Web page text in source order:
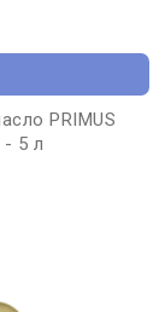
PRIMUS
- 5 л